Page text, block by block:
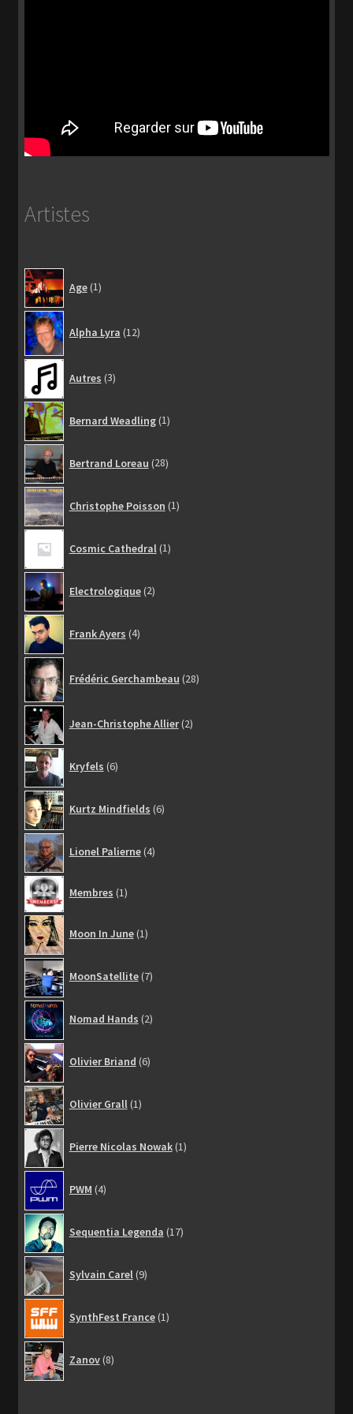
Artistes
Age 1produit
Alpha Lyra 12produits
Autres 3produits
Bernard Weadling 1produit
Bertrand Loreau 28produits
Christophe Poisson 1produit
Cosmic Cathedral 1produit
Electrologique 2produits
Frank Ayers 4produits
Frédéric Gerchambeau 28produits
Jean-Christophe Allier 2produits
Kryfels 6produits
Kurtz Mindfields 6produits
Lionel Palierne 4produits
Membres 1
produit
Moon In June 1produit
MoonSatellite 7produits
Nomad Hands 2produits
Olivier Briand 6produits
Olivier Grall 1produit
Pierre Nicolas Nowak 1produit
PWM 4produits
Sequentia Legenda 17produits
Sylvain Carel 9produits
SynthFest France 1produit
Zanov 8produits